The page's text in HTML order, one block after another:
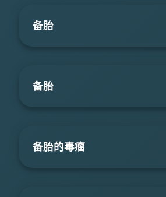
备胎
备胎
备胎的毒瘤